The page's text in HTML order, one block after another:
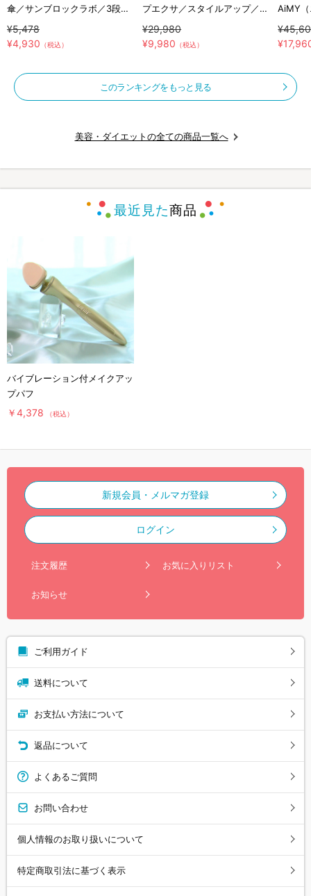
傘／サンブロックラボ／3段コ
ンパクト
¥5,478
¥4,930 （税込）
プエクサ／スタイルアップ／お
腹EMS
¥29,980
¥9,980 （税込）
AiMY
テナン
半袖半
このランキングをもっと見る
美容・ダイエットの全ての商品一覧へ
最近見た商品
バイブレーション付メイクアッ
プパフ
￥4,378 （税込）
新規会員・メルマガ登録
ログイン
注文履歴 お気に入りリスト
お知らせ
ご利用ガイド
送料について
お支払い方法について
返品について
よくあるご質問
お問い合わせ
個人情報のお取り扱いについて
特定商取引法に基づく表示